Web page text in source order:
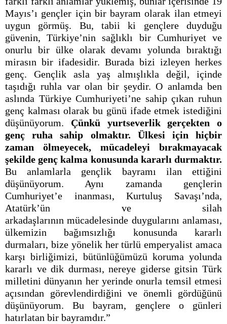
Mayıs’ı gençler için bir bayram olarak ilan etmeyi
uygun görmüş. Bu, tabii ki gençlere duyduğu
güvenin, Türkiye’nin sağlıklı bir Cumhuriyet ve
onurlu bir ülke olarak devamı yolunda bıraktığı
mirasın bir ifadesidir. Burada bizi izleyen herkes
genç. Gençlik asla yaş almışlıkla değil, içinde
taşıdığı ruhla var olan bir şeydir. O anlamda ben
aslında Türkiye Cumhuriyeti’ne sahip çıkan ruhun
genç kalması olarak bu günü ifade etmek istediğini
düşünüyorum. Çünkü yurtseverlik gerçekten o
genç ruha sahip olmaktır. Ülkesi için hiçbir
zaman ölmeyecek, mücadeleyi bırakmayacak
şekilde genç kalma konusunda kararlı durmaktır.
Bu anlamlarla gençlik bayramı ilan ettiğini
düşünüyorum. Aynı zamanda gençlerin
Cumhuriyet’e inanması, Kurtuluş Savaşı’nda,
Atatürk’ün ve silah
arkadaşlarının mücadelesinde duygularını anlaması,
ülkemizin bağımsızlığı konusunda kararlı
durmaları, bize yönelik her türlü emperyalist amaca
karşı birliğimizi, bütünlüğümüzü koruma yolunda
kararlı ve dik durması, nereye giderse gitsin Türk
milletini dünyanın her yerinde onurla temsil etmesi
açısından görevlendirdiğini ve önemli gördüğünü
düşünüyorum. Bu bayram, gençlere o günleri
hatırlatan bir bayramdır.”